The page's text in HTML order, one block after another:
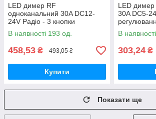
LED димер RF
одноканальний 30A DC12-
24V Радіо - 3 кнопки
В наявності 193 од.
458,53 ₴ 493,05 ₴
Купити
LED димер
30A DC5-
В
303,24 ₴
Показати ще